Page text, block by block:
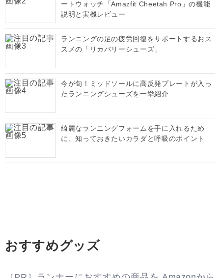
ートウォッチ「Amazfit Cheetah Pro」の機能
説明と実機レビュー
ランニングの足の疲労回復をサポートするおス
スメの「リカバリーシューズ」
今が旬！ミッドソールに高反発プレートが入っ
たランニングシューズを一挙紹介
綺麗なランニングフォームを手に入れるため
に、知っておきたいカラダと呼吸のポイント
おすすめグッズ